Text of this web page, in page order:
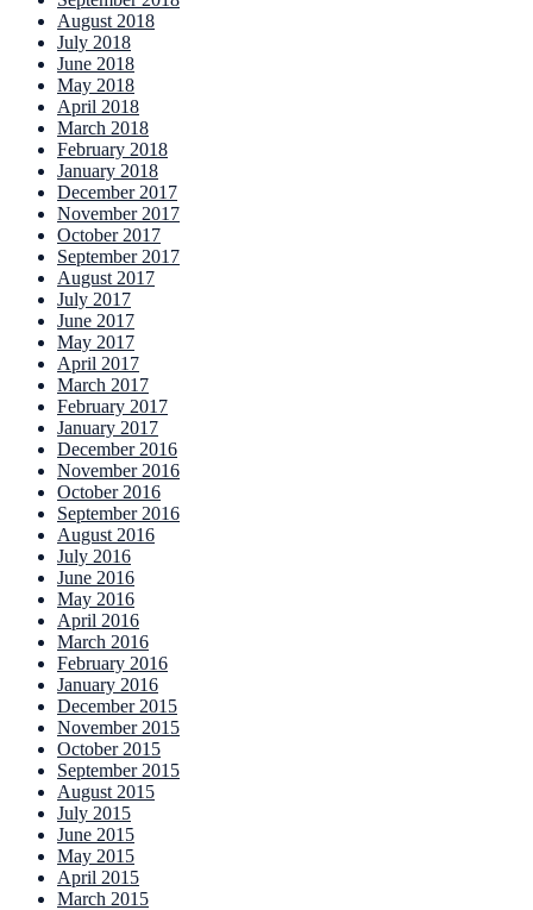
August 2018
July 2018
June 2018
May 2018
April 2018
March 2018
February 2018
January 2018
December 2017
November 2017
October 2017
September 2017
August 2017
July 2017
June 2017
May 2017
April 2017
March 2017
February 2017
January 2017
December 2016
November 2016
October 2016
September 2016
August 2016
July 2016
June 2016
May 2016
April 2016
March 2016
February 2016
January 2016
December 2015
November 2015
October 2015
September 2015
August 2015
July 2015
June 2015
May 2015
April 2015
March 2015